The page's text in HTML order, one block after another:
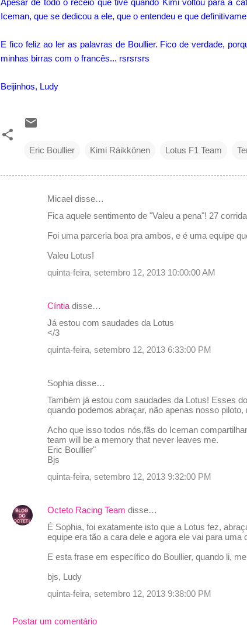
Iceman, que se dedicou a ele, que o entendeu e que
E fico feliz ao ler as palavras de Boullier. Fico de verdade,
minhas birras com o francês... rsrsrsrs
Beijinhos, Ludy
Eric Boullier Kimi Räikkönen Lotus F1 Team
Micael disse…
Fica aquele sentimento de "Valeu a pena"! 27
Foi uma parceria boa pra ambos, e é uma equipe
Valeu Lotus!
quinta-feira, setembro 12, 2013 10:00:00 AM
Cíntia disse…
Já estou com saudades da Lotus
</3
quinta-feira, setembro 12, 2013 6:33:00 PM
Sophia disse…
Também já estou com saudades da Lotus! Esses
quando podemos abraçar, não apenas nosso
Acho que isso todos nós,fãs do Iceman
team will be a memory that never leaves me.
Eric Boullier"
Bjs
quinta-feira, setembro 12, 2013 9:32:00 PM
Octeto Racing Team disse…
É Sophia, foi exatamente isto que a Lotus fez,
equipe era tão a cara dele e agora ele vai para uma
E esta frase em específico do Boullier, quando li,
bjs, Ludy
quinta-feira, setembro 12, 2013 9:38:00 PM
Postar um comentário